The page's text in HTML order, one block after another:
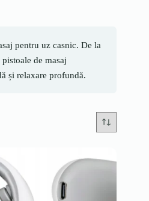
pentru uz casnic. De la
de masaj
și relaxare profundă.